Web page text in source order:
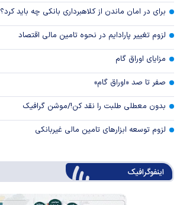
برای در امان ماندن از کلاهبرداری بانکی چه باید کرد؟
لزوم تغییر پارادایم در نحوه تامین مالی اقتصاد
مزایای اوراق گام
صفر تا صد «اوراق گام»
بدون معطلی طلبت را نقد کن!/موشن گرافیک
لزوم توسعه ابزارهای تامین مالی غیربانکی
اینفوگرافیک